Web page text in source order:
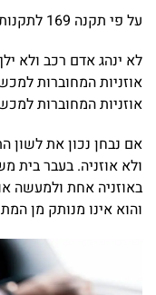
על פי תקנה 169 לתקנות התעבורה:
לא ינהג אדם רכב ולא
אוזניות המחוברות
אוזניות המחוברות
אם נבחן נכון את לשון
ולא אוזניה. בעבר בית
באוזניה אחת ולמעשה
והוא אינו מנותק מן